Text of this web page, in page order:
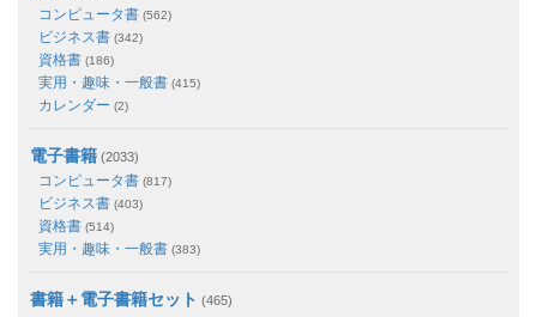
コンピュータ書 (562)
ビジネス書 (342)
資格書 (186)
実用・趣味・一般書 (415)
カレンダー (2)
電子書籍 (2033)
コンピュータ書 (817)
ビジネス書 (403)
資格書 (514)
実用・趣味・一般書 (383)
書籍＋電子書籍セット (465)